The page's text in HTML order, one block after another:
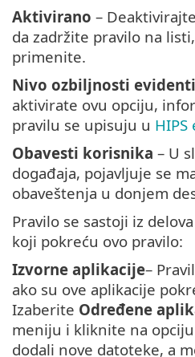
Aktivirano –
da zadržite pravilo na
primenite.
Nivo ozbiljnosti
aktivirate ovu opciju,
pravilu se upisuju u
Obavesti korisnika – U
događaja, pojavljuje se
obaveštenja u donjem
Pravilo se sastoji iz
koji pokreću ovo pravilo:
Izvorne aplikacije–
ako su ove aplikacije
Izaberite Određene
meniju i kliknite na opciju
dodali nove datoteke, a